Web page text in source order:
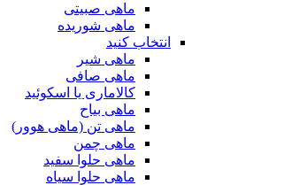
ماهی صبیتی
ماهی شوریده
انتخاب کنید
ماهی شیر
ماهی صافی
کالاماری یا اسکوئید
ماهی بیاح
ماهی تن (ماهی هوور)
ماهی چمن
ماهی حلوا سفید
ماهی حلوا سیاه